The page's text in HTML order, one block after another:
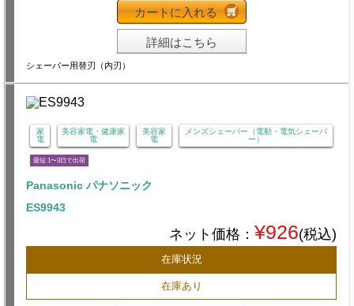
カートに入れる
詳細はこちら
シェーバー用替刃（内刃）
家
電
美容家電・健康家
電
美容家
電
メンズシェーバー（電動・電気シェーバ
ー）
最短 1〜3日で出荷
Panasonic パナソニック
ES9943
ネット価格： ¥926(税込)
在庫状況
在庫あり